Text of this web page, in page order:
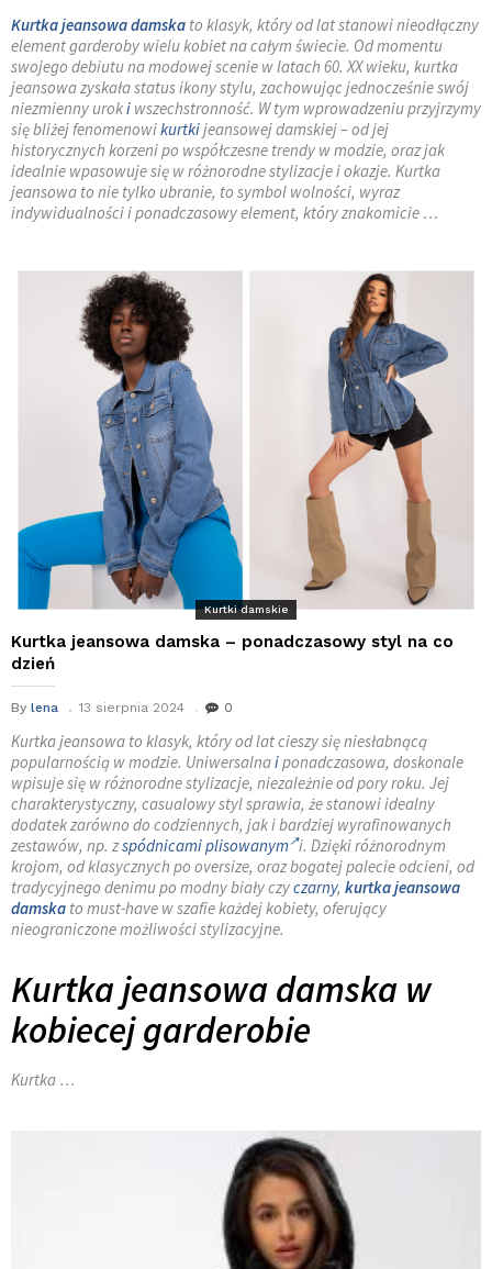
Kurtka jeansowa damska to klasyk, który od lat stanowi nieodłączny
element garderoby wielu kobiet na całym świecie. Od momentu
swojego debiutu na modowej scenie w latach 60. XX wieku, kurtka
jeansowa zyskała status ikony stylu, zachowując jednocześnie swój
niezmienny uroki wszechstronność. W tym wprowadzeniu przyjrzymy
się bliżej fenomenowikurtkijeansowej damskiej – od jej
historycznych korzeni po współczesne trendy w modzie, oraz jak
idealnie wpasowuje się w różnorodne stylizacje i okazje. Kurtka
jeansowa to nie tylko ubranie, to symbol wolności, wyraz
indywidualności i ponadczasowy element, który znakomicie …
Kurtki damskie
Kurtka jeansowa damska – ponadczasowy styl na co
dzień
By lena 13 sierpnia 2024 0
Kurtka jeansowa to klasyk, który od lat cieszy się niesłabnącą
popularnością w modzie. Uniwersalnaiponadczasowa, doskonale
wpisuje się w różnorodne stylizacje, niezależnie od pory roku. Jej
charakterystyczny, casualowy styl sprawia, że stanowi idealny
dodatek zarówno do codziennych, jak i bardziej wyrafinowanych
zestawów, np. zspódnicami plisowanym i. Dzięki różnorodnym
krojom, od klasycznych po oversize, oraz bogatej palecie odcieni, od
tradycyjnego denimu po modny biały czyczarny, kurtka jeansowa
damska to must-have w szafie każdej kobiety, oferujący
nieograniczone możliwości stylizacyjne.
Kurtka jeansowa damska w
kobiecej garderobie
Kurtka …